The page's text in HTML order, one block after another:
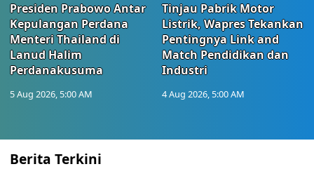
Presiden Prabowo Antar
Kepulangan Perdana
Menteri Thailand di
Lanud Halim
Perdanakusuma
5 Aug 2026, 5:00 AM
Tinjau Pabrik Motor
Listrik, Wapres Tekankan
Pentingnya Link and
Match Pendidikan dan
Industri
4 Aug 2026, 5:00 AM
Berita Terkini